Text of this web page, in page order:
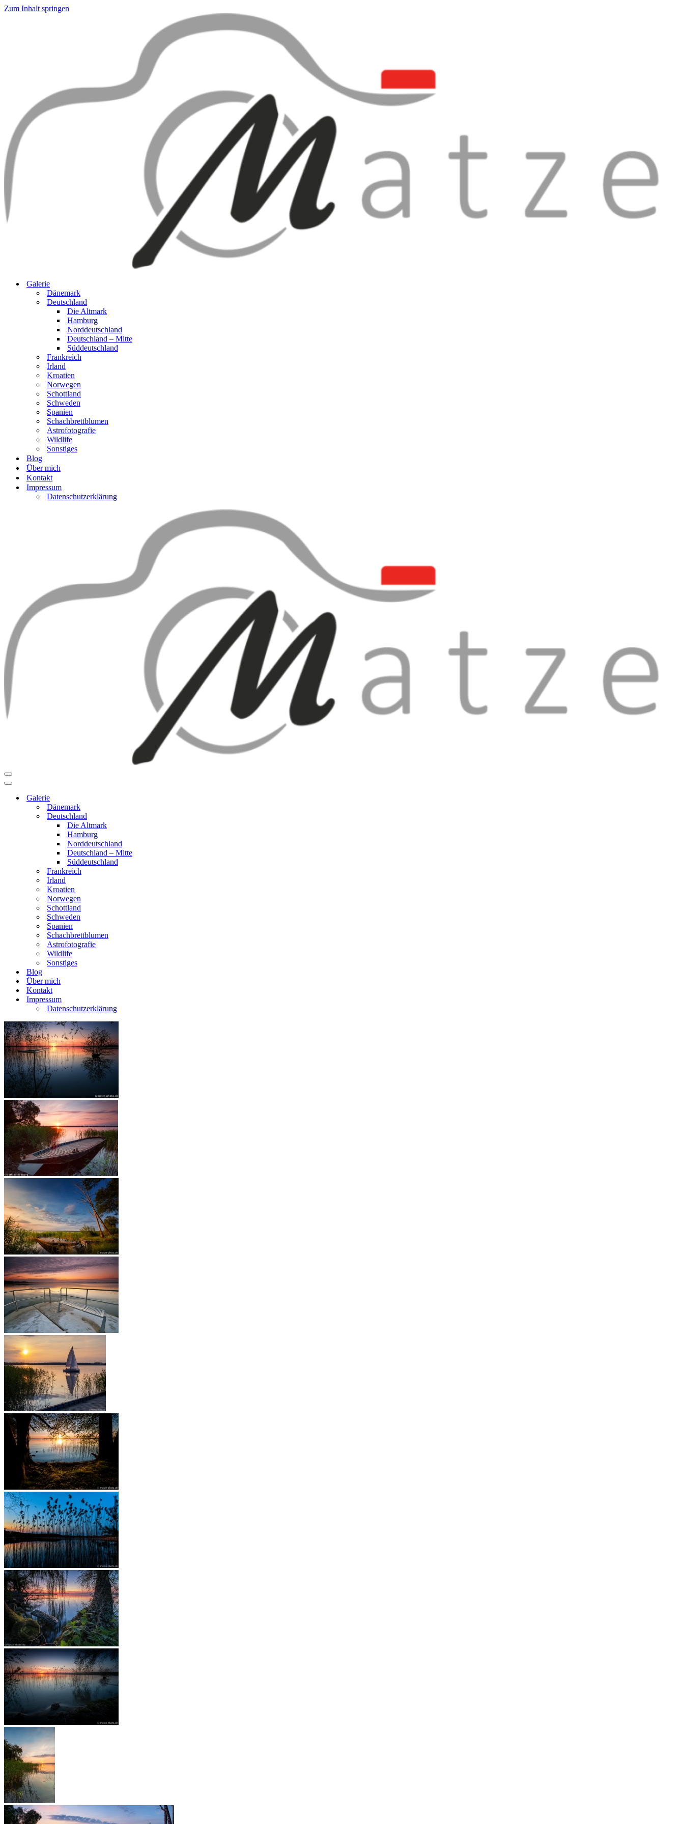
Zum Inhalt springen
Galerie
Dänemark
Deutschland
Die Altmark
Hamburg
Norddeutschland
Deutschland – Mitte
Süddeutschland
Frankreich
Irland
Kroatien
Norwegen
Schottland
Schweden
Spanien
Schachbrettblumen
Astrofotografie
Wildlife
Sonstiges
Blog
Über mich
Kontakt
Impressum
Datenschutzerklärung
Navigationsmenü
Navigationsmenü
Galerie
Dänemark
Deutschland
Die Altmark
Hamburg
Norddeutschland
Deutschland – Mitte
Süddeutschland
Frankreich
Irland
Kroatien
Norwegen
Schottland
Schweden
Spanien
Schachbrettblumen
Astrofotografie
Wildlife
Sonstiges
Blog
Über mich
Kontakt
Impressum
Datenschutzerklärung